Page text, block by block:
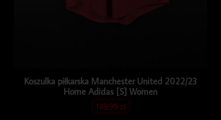
Koszulka piłkarska Manchester United 2022/23
Home Adidas [S] Women
149.99zł